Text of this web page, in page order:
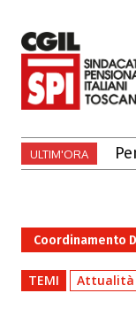
ULTIM'ORA
Coordinamento
TEMI Attualità